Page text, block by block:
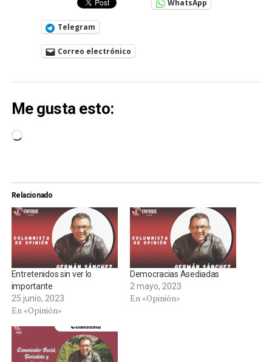
WhatsApp
Telegram
Correo electrónico
Me gusta esto:
Cargando...
Relacionado
Entretenidos sin ver lo
importante
25 junio, 2023
En «Opinión»
Democracias Asediadas
2 mayo, 2023
En «Opinión»